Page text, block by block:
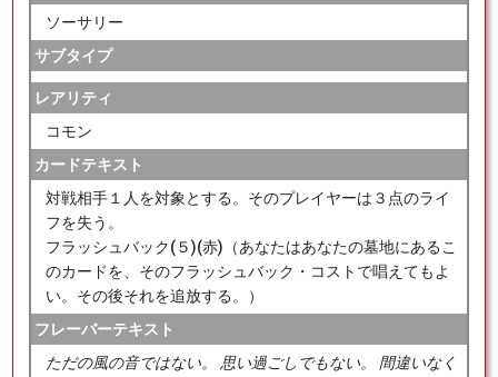
ソーサリー
サブタイプ
レアリティ
コモン
カードテキスト
対戦相手１人を対象とする。そのプレイヤーは３点のライ
フを失う。
フラッシュバック(５)(赤)（あなたはあなたの墓地にあるこ
のカードを、そのフラッシュバック・コストで唱えてもよ
い。その後それを追放する。）
フレーバーテキスト
ただの風の音ではない。 思い過ごしでもない。 間違いなく